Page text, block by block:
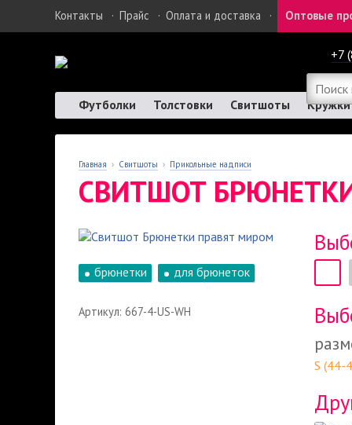
Контакты · Прайс · Оплата и доставка · Оптовые
+7
Футболки Толстовки Свитшоты Кружки
Главная › Свитшоты › Прикольные надписи
СВИТШОТ
брюнетки для брюнеток
Артикул: 667-4-US-WH
S (44-